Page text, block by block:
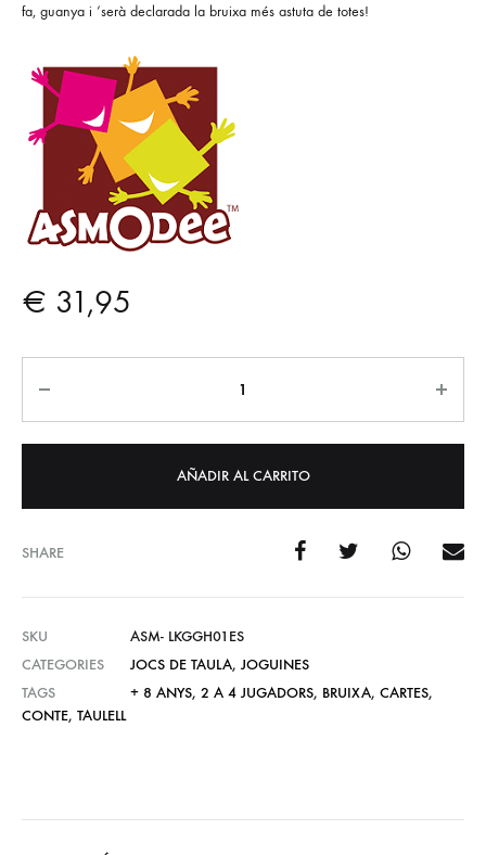
fa, guanya i ‘serà declarada la bruixa més astuta de totes!
€ 31,95
AÑADIR AL CARRITO
SHARE
SKU
ASM- LKGGH01ES
CATEGORIES
JOCS DE TAULA, JOGUINES
TAGS
+ 8 ANYS, 2 A 4 JUGADORS, BRUIXA, CARTES,
CONTE, TAULELL